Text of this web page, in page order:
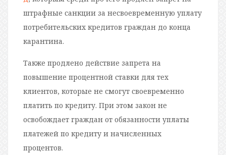
штрафные санкции за несвоевременную уплату
потребительских кредитов граждан до конца
карантина.
Также продлено действие запрета на
повышение процентной ставки для тех
клиентов, которые не смогут своевременно
платить по кредиту. При этом закон не
освобождает граждан от обязанности уплаты
платежей по кредиту и начисленных
процентов.